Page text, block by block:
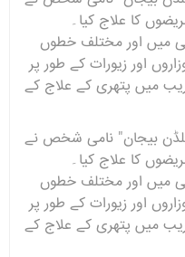
کا علاج کیا۔
میں اور مختلف خطوں
اور زیورات کے طور پر
میں پتھری کے علاج کے
بیجان" نامی شخص نے
کا علاج کیا۔
میں اور مختلف خطوں
اور زیورات کے طور پر
میں پتھری کے علاج کے